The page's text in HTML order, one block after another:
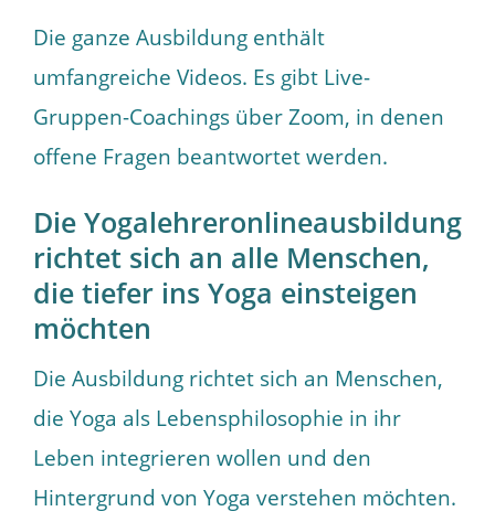
Die ganze Ausbildung enthält
umfangreiche Videos. Es gibt Live-
Gruppen-Coachings über Zoom, in denen
offene Fragen beantwortet werden.
Die Yogalehreronlineausbildung
richtet sich an alle Menschen,
die tiefer ins Yoga einsteigen
möchten
Die Ausbildung richtet sich an Menschen,
die Yoga als Lebensphilosophie in ihr
Leben integrieren wollen und den
Hintergrund von Yoga verstehen möchten.